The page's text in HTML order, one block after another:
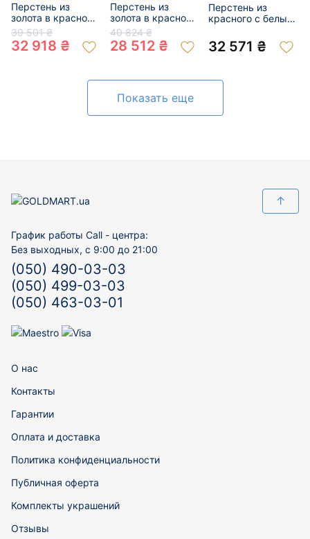
Перстень из
золота в красном
с белым цвете с
цирконом 01-
200788440
39 501 ₴
32 918 ₴
Перстень из
золота в красном
цвете с цирконом
«Квадрат» 01-
200353390
40 824 ₴
28 512 ₴
Перстень из
красного с белым
01-200893292
32 571 ₴
Показать еще
↑
График работы Call - центра:
Без выходных, с 9:00 до 21:00
(050) 490-03-03
(050) 499-03-03
(050) 463-03-01
О нас
Контакты
Гарантии
Оплата и доставка
Политика конфиденциальности
Публичная оферта
Комплекты украшений
Отзывы